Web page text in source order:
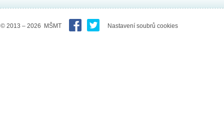
© 2013 – 2026 MŠMT Nastavení soubrů cookies